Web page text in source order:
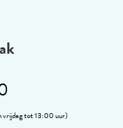
vrijdag tot 13:00 uur)